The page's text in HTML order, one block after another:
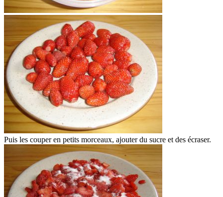
Puis les couper en petits morceaux, ajouter du sucre et des écraser.